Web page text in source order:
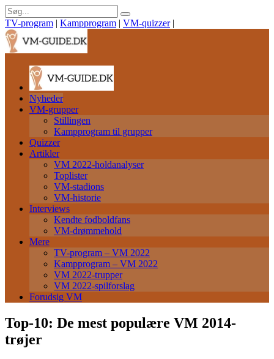
TV-program | Kampprogram | VM-quizzer |
Nyheder
VM-grupper
Stillingen
Kampprogram til grupper
Quizzer
Artikler
VM 2022-holdanalyser
Toplister
VM-stadions
VM-historie
Interviews
Kendte fodboldfans
VM-drømmehold
Mere
TV-program – VM 2022
Kampprogram – VM 2022
VM 2022-trupper
VM 2022-spilforslag
Forudsig VM
Top-10: De mest populære VM 2014-
trøjer